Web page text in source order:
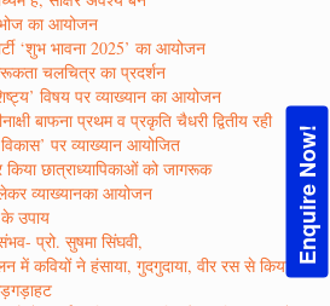
Enquire Now!
का आयोजन
‘शुभ भावना 2025’ का आयोजन
चलचित्र का प्रदर्शन
विषय पर व्याख्यान का आयोजन
बाफना प्रथम व प्रकृति चैधरी द्वितीय रही
पर व्याख्यान आयोजित
किया छात्राध्यापिकाओं को जागरूक
व्याख्यानका आयोजन
उपाय
प्रो. सुषमा सिंघवी,
में कवियों ने हंसाया, गुदगुदाया, वीर रस से किया